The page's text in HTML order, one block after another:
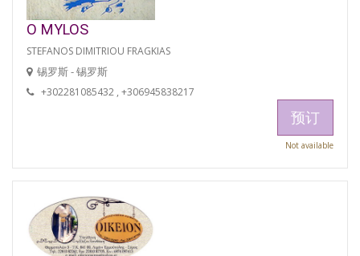
O MYLOS
STEFANOS DIMITRIOU FRAGKIAS
锡罗斯 - 锡罗斯
+302281085432 , +306945838217
预订
Not available